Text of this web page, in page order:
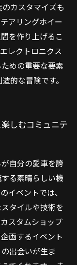
カスタマイズも
アリングホイー
を作り上げるこ
レクトロニクス
めの重要な要素
的な冒険です。
しむコミュニテ
自分の愛車を誇
る素晴らしい機
イベントでは、
タイルや技術を
スタムショップ
画するイベント
出会いが生ま